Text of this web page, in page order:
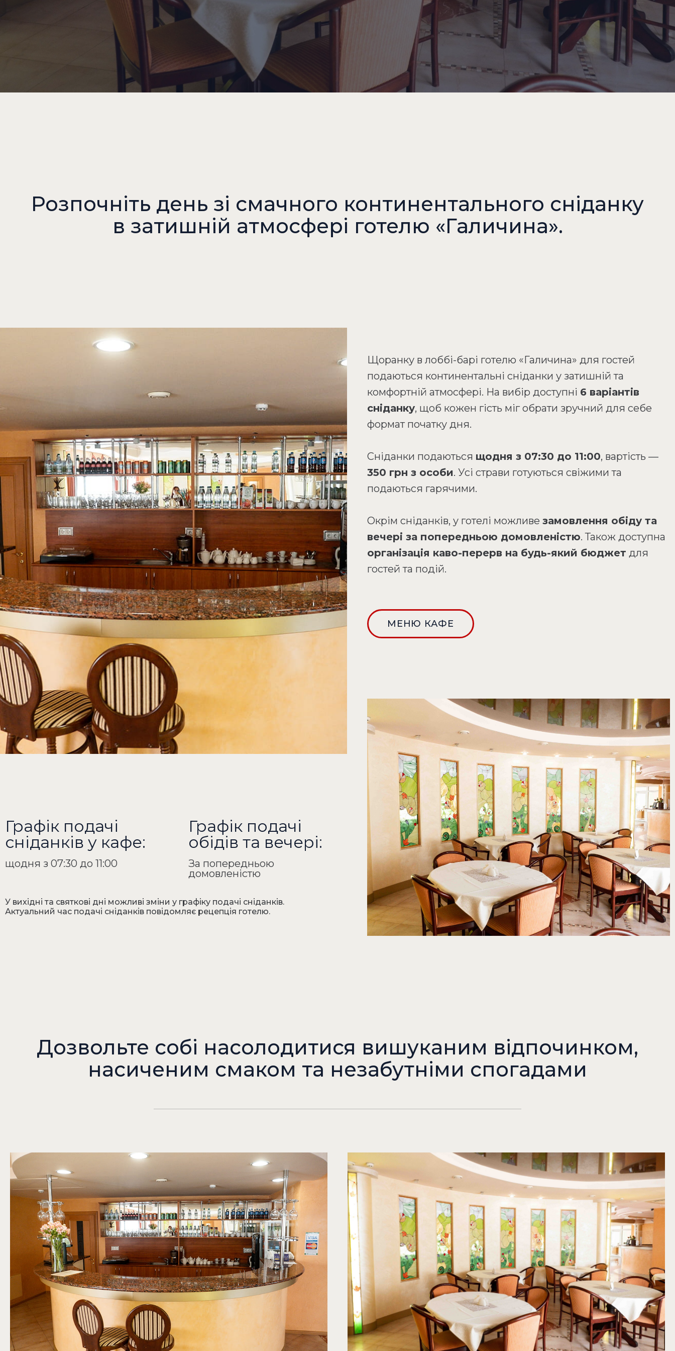
Розпочніть день зі смачного континентального сніданку
в затишній атмосфері готелю «Галичина».
Щоранку в лоббі-барі готелю «Галичина» для гостей
подаються континентальні сніданки у затишній та
комфортній атмосфері. На вибір доступні 6 варіантів
сніданку, щоб кожен гість міг обрати зручний для себе
формат початку дня.
Сніданки подаються щодня з 07:30 до 11:00, вартість —
350 грн з особи. Усі страви готуються свіжими та
подаються гарячими.
Окрім сніданків, у готелі можливе замовлення обіду та
вечері за попередньою домовленістю. Також доступна
організація каво-перерв на будь-який бюджет для
гостей та подій.
МЕНЮ КАФЕ
Графік подачі
сніданків у кафе:
щодня з 07:30 до 11:00
Графік подачі
обідів та вечері:
За попередньою
домовленістю
У вихідні та святкові дні можливі зміни у графіку подачі сніданків.
Актуальний час подачі сніданків повідомляє рецепція готелю.
Дозвольте собі насолодитися вишуканим відпочинком,
насиченим смаком та незабутніми спогадами